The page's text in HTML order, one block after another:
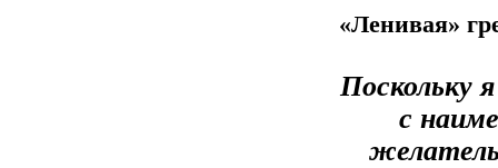
«Ленивая»
Поскольку
с